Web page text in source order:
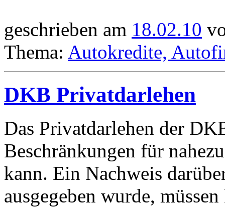
geschrieben am 18.02.10
Thema: Autokredite,
DKB Privatdarlehen
Das Privatdarlehen der
Beschränkungen für
kann. Ein Nachweis
ausgegeben wurde,